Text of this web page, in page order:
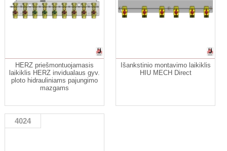
HERZ priešmontuojamasis
laikiklis HERZ invidualaus gyv.
ploto hidrauliniams pajungimo
mazgams
Išankstinio montavimo laikiklis
HIU MECH Direct
4024